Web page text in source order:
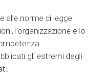
alle norme di legge
l’organizzazione e lo
gli estremi degli